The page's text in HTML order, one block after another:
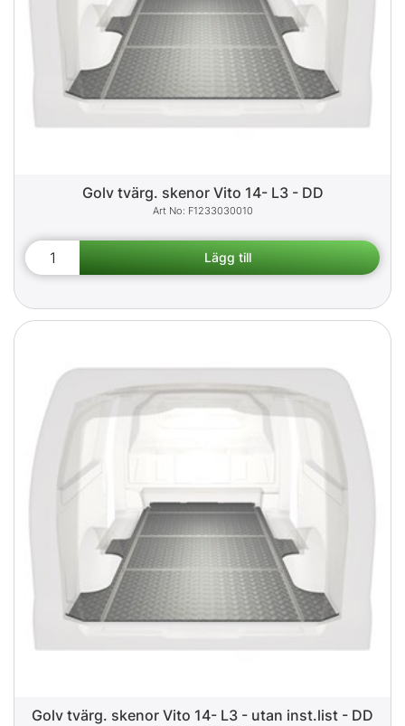
Golv tvärg. skenor Vito 14- L3 - DD
F1233030010
Golv tvärg. skenor Vito 14- L3 - utan inst.list - DD